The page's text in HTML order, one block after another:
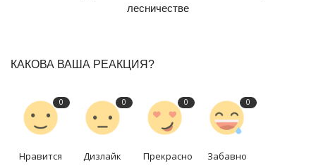
лесничестве
КАКОВА ВАША РЕАКЦИЯ?
0
Нравится
0
Дизлайк
0
Прекрасно
0
Забавно